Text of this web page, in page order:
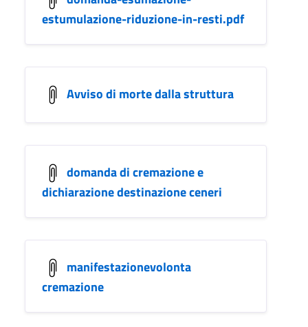
estumulazione-riduzione-in-resti.pdf
Avviso di morte dalla struttura
domanda di cremazione e
dichiarazione destinazione ceneri
manifestazionevolonta
cremazione